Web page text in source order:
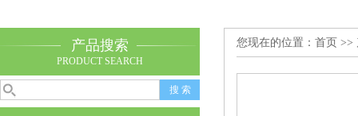
产品搜索
PRODUCT SEARCH
您现在的位置： 首页 >>